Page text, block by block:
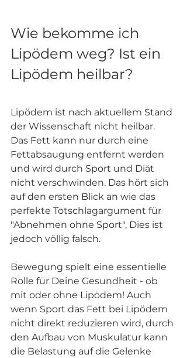
Wie bekomme ich
Lipödem weg? Ist ein
Lipödem heilbar?
Lipödem ist nach aktuellem Stand
der Wissenschaft nicht heilbar.
Das Fett kann nur durch eine
Fettabsaugung entfernt werden
und wird durch Sport und Diät
nicht verschwinden. Das hört sich
auf den ersten Blick an wie das
perfekte Totschlagargument für
"Abnehmen ohne Sport", Dies ist
jedoch völlig falsch.
Bewegung spielt eine essentielle
Rolle für Deine Gesundheit - ob
mit oder ohne Lipödem! Auch
wenn Sport das Fett bei Lipödem
nicht direkt reduzieren wird, durch
den Aufbau von Muskulatur kann
die Belastung auf die Gelenke